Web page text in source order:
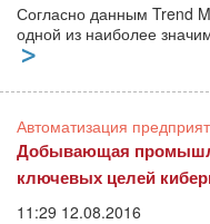
Согласно данным Trend
одной из наиболее
Автоматизация
Добывающая
ключевых целей
11:29 12.08.2016